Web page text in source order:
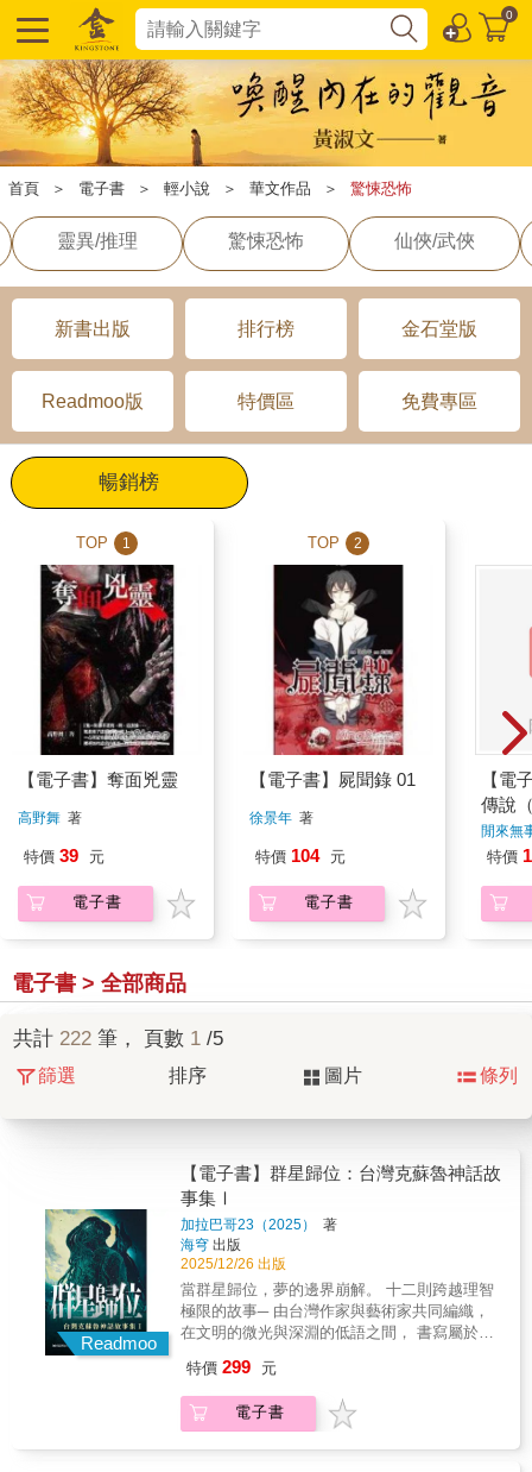
0
首頁 ＞ 電子書 ＞ 輕小說 ＞ 華文作品 ＞ 驚悚恐怖
靈異/推理 驚悚恐怖 仙俠/武俠
新書出版 排行榜 金石堂版
Readmoo版 特價區 免費專區
暢銷榜
TOP 1
【電子書】奪面兇靈
高野舞 著
特價 39 元
電子書
TOP 2
【電子書】屍聞錄 01
徐景年 著
特價 104 元
電子書
【電
傳說
閒來無
特價
電子書 > 全部商品
共計 222 筆， 頁數 1 /5
篩選 排序 圖片 條列
Readmoo
【電子書】群星歸位：台灣克蘇魯神話故
事集Ⅰ
加拉巴哥23（2025）
著
海穹 出版
2025/12/26 出版
當群星歸位，夢的邊界崩解。 十二則跨越理智
極限的故事─ 由台灣作家與藝術家共同編織，
在文明的微光與深淵的低語之間， 書寫屬於這
繼《2024 克蘇魯神話月曆》的十二篇極短篇，
將每一篇都延展為六千至一萬字的完整小說，
在文字與圖像的交錯中， 讓「恐懼」不再是傳
特價 299 元
電子書